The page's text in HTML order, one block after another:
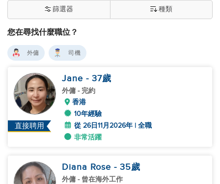
您在尋找什麼職位？
篩選器 種類
外傭 司機
直接聘用
Jane - 37歲
外傭 - 完約
香港
10年經驗
從 26日11月2026年 | 全職
非常活躍
Diana Rose - 35歲
外傭 - 曾在海外工作